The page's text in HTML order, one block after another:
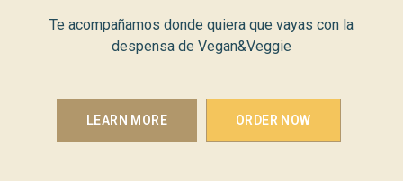
Te acompañamos donde quiera que vayas con la
despensa de Vegan&Veggie
LEARN MORE ORDER NOW